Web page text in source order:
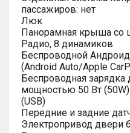
пассажиров: нет
Люк
Панорамная крыша со
Радио, 8 динамиков
Беспроводной
(Android Auto/Apple
Беспроводная зарядка
мощностью 50 Вт
(USB)
Передние и задние
Электропривод двери